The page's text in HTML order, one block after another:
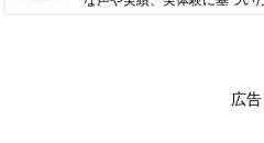
広告